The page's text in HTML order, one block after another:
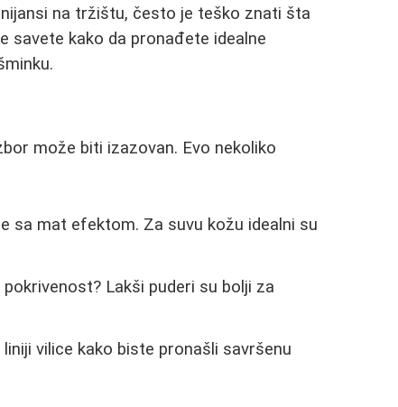
na tržištu, često je teško znati šta
savete kako da pronađete idealne
može biti izazovan. Evo nekoliko
sa mat efektom. Za suvu kožu idealni su
Lakši puderi su bolji za
vilice kako biste pronašli savršenu